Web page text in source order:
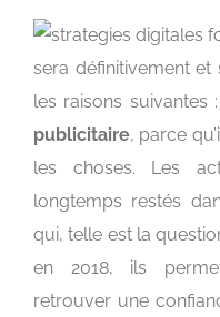
sera définitivement
les raisons suivantes
publicitaire, parce
les choses. Les
longtemps restés
qui, telle est la
en 2018, ils
retrouver une